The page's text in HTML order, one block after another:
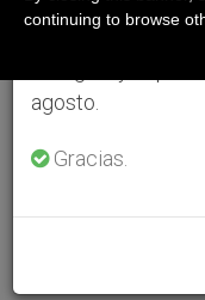
agosto.
Gracias.
continuing to browse